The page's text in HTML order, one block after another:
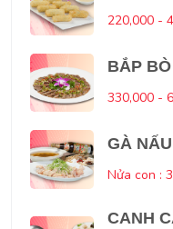
220,000 -
BẮP
330,000 -
GÀ
Nửa con :
CANH